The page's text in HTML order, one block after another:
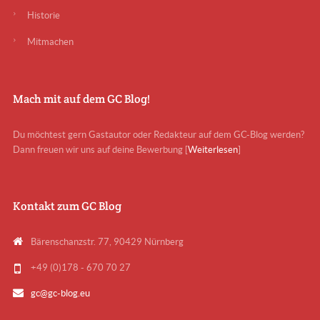
Historie
Mitmachen
Mach mit auf dem GC Blog!
Du möchtest gern Gastautor oder Redakteur auf dem GC-Blog werden?
Dann freuen wir uns auf deine Bewerbung [Weiterlesen]
Kontakt zum GC Blog
Bärenschanzstr. 77, 90429 Nürnberg
+49 (0)178 - 670 70 27
gc@gc-blog.eu